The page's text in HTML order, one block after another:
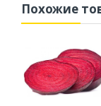
Похожие